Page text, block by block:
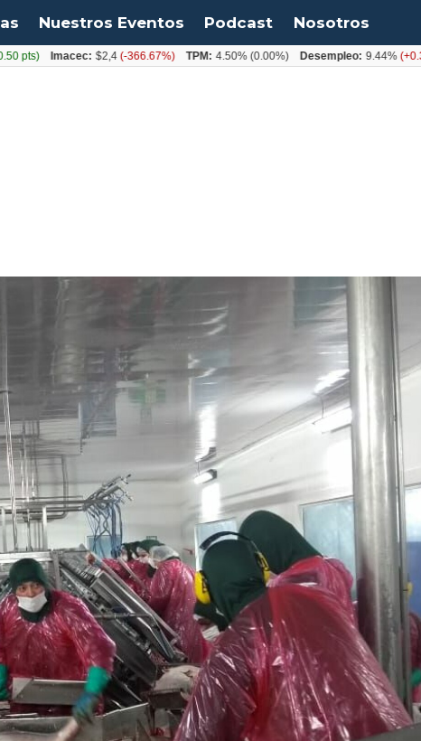
Nuestros Eventos Podcast Nosotros
Imacec: $2,4(-366.67%) TPM: 4.50% (0.00%) Desempleo: 9.44% (+0.33 pts)